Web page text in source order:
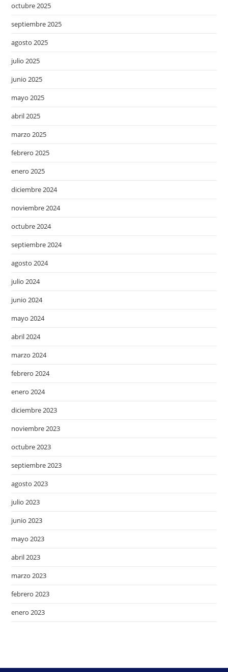
octubre 2025
septiembre 2025
agosto 2025
julio 2025
junio 2025
mayo 2025
abril 2025
marzo 2025
febrero 2025
enero 2025
diciembre 2024
noviembre 2024
octubre 2024
septiembre 2024
agosto 2024
julio 2024
junio 2024
mayo 2024
abril 2024
marzo 2024
febrero 2024
enero 2024
diciembre 2023
noviembre 2023
octubre 2023
septiembre 2023
agosto 2023
julio 2023
junio 2023
mayo 2023
abril 2023
marzo 2023
febrero 2023
enero 2023